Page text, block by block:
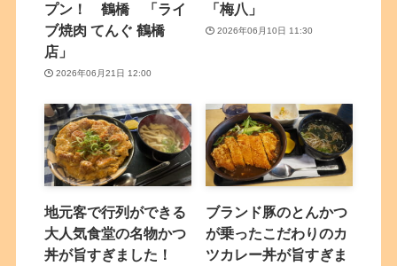
プン！ 鶴橋 「ライ
ブ焼肉 てんぐ 鶴橋
店」
2026年06月21日 12:00
「梅八」
2026年06月10日 11:30
地元客で行列ができる
大人気食堂の名物かつ
丼が旨すぎました！
ブランド豚のとんかつ
が乗ったこだわりのカ
ツカレー丼が旨すぎま